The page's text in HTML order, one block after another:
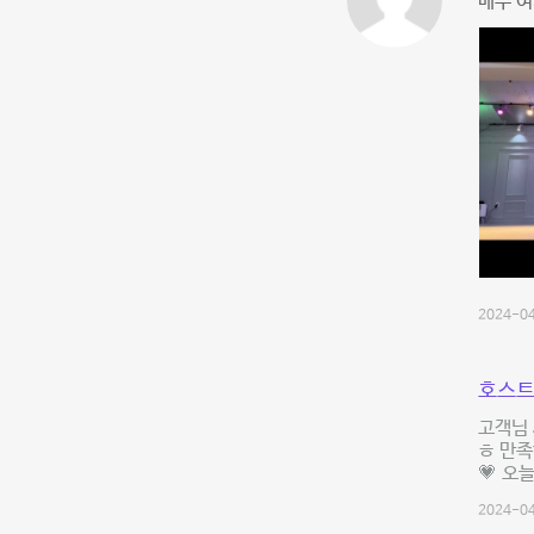
2024-
호스
고객님
ㅎ 만
💗 오
2024-